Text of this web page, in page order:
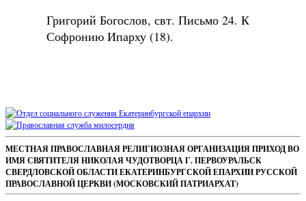
Григорий Богослов, свт. Письмо 24. К
Софронию Ипарху (18).
Sidebar
Footer
Content
МЕСТНАЯ ПРАВОСЛАВНАЯ РЕЛИГИОЗНАЯ ОРГАНИЗАЦИЯ ПРИХОД ВО
ИМЯ СВЯТИТЕЛЯ НИКОЛАЯ ЧУДОТВОРЦА Г. ПЕРВОУРАЛЬСК
СВЕРДЛОВСКОЙ ОБЛАСТИ ЕКАТЕРИНБУРГСКОЙ ЕПАРХИИ РУССКОЙ
ПРАВОСЛАВНОЙ ЦЕРКВИ (МОСКОВСКИЙ ПАТРИАРХАТ)